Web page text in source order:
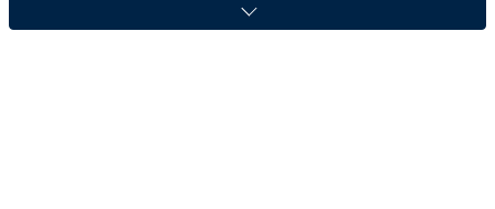
です。本記事では、ランキングのTOP2をご紹介しま